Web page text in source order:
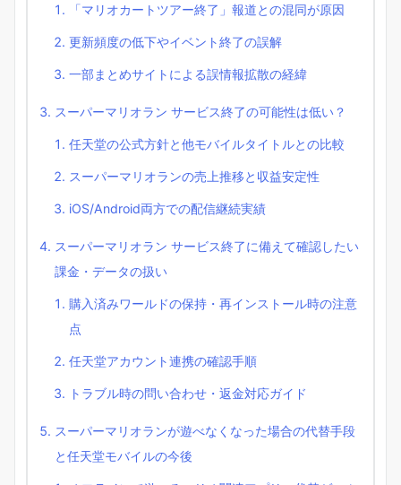
「マリオカートツアー終了」報道との混同が原因
更新頻度の低下やイベント終了の誤解
一部まとめサイトによる誤情報拡散の経緯
スーパーマリオラン サービス終了の可能性は低い？
任天堂の公式方針と他モバイルタイトルとの比較
スーパーマリオランの売上推移と収益安定性
iOS/Android両方での配信継続実績
スーパーマリオラン サービス終了に備えて確認したい
課金・データの扱い
購入済みワールドの保持・再インストール時の注意
点
任天堂アカウント連携の確認手順
トラブル時の問い合わせ・返金対応ガイド
スーパーマリオランが遊べなくなった場合の代替手段
と任天堂モバイルの今後